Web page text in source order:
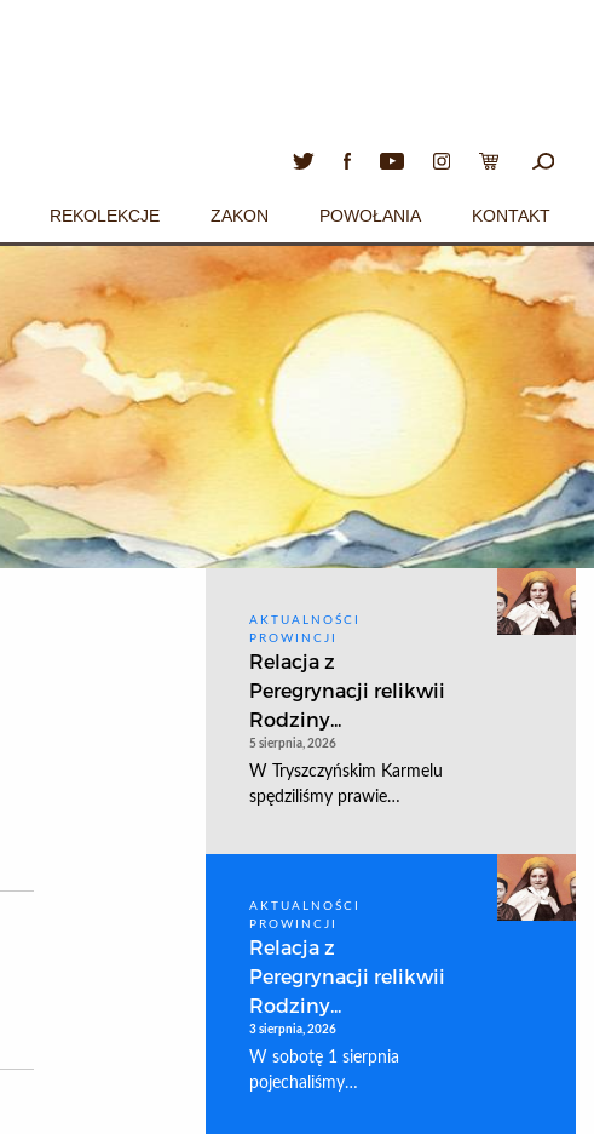
REKOLEKCJE ZAKON POWOŁANIA KONTAKT
AKTUALNOŚCI
PROWINCJI
Relacja z
Peregrynacji relikwii
Rodziny...
5 sierpnia, 2026
W Tryszczyńskim Karmelu
spędziliśmy prawie…
AKTUALNOŚCI
PROWINCJI
Relacja z
Peregrynacji relikwii
Rodziny...
3 sierpnia, 2026
W sobotę 1 sierpnia
pojechaliśmy…